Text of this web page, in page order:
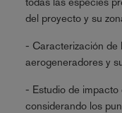
del proyecto y su
- Caracterización de
aerogeneradores y
- Estudio de impacto
considerando los